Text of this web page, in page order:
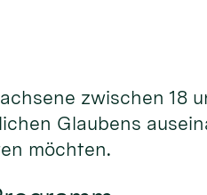
zwischen 18
Glaubens
möchten.